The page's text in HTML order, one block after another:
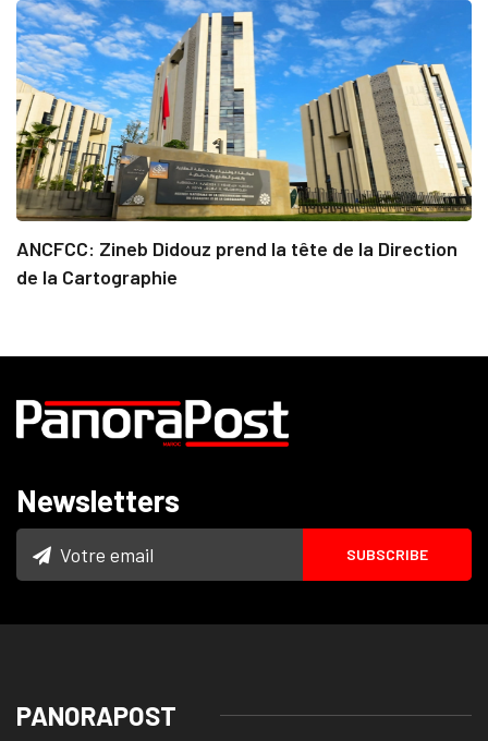
ANCFCC: Zineb Didouz prend la tête de la Direction
de la Cartographie
Newsletters
PANORAPOST